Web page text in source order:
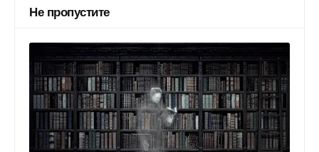
Не пропустите